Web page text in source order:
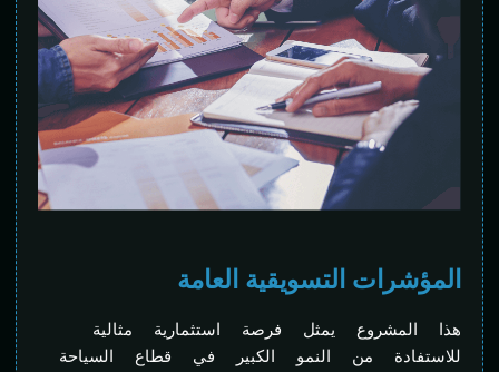
المؤشرات التسويقية العامة
هذا المشروع يمثل فرصة استثمارية مثالية
للاستفادة من النمو الكبير في قطاع السياحة